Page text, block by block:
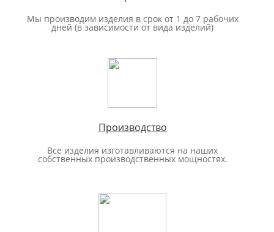
Мы производим изделия в срок от 1 до 7 рабочих
дней (в зависимости от вида изделий)
Производство
Все изделия изготавливаются на наших
собственных производственных мощностях.